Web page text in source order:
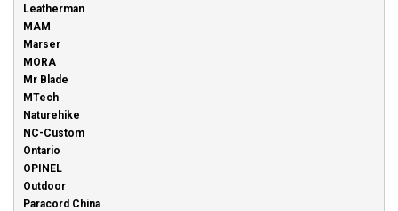
Leatherman
MAM
Marser
MORA
Mr Blade
MTech
Naturehike
NC-Custom
Ontario
OPINEL
Outdoor
Paracord China